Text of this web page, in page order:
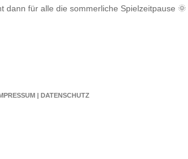
dann für alle die sommerliche Spielzeitpause 🌞
|DATENSCHUTZ